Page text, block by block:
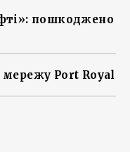
пошкоджено
Port Royal